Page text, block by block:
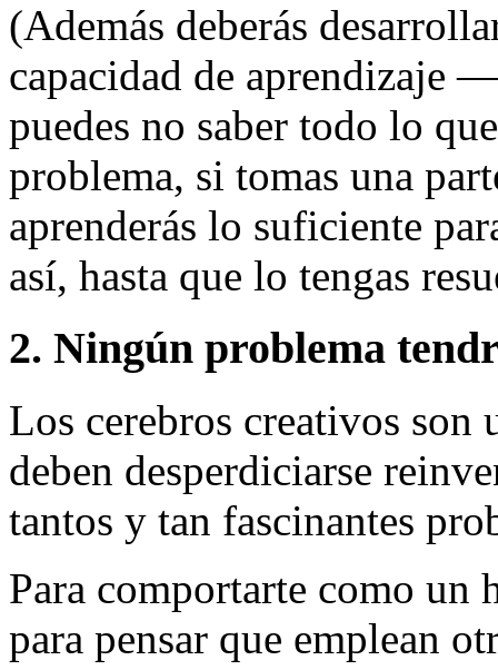
(Además deberás
capacidad de aprendizaje
puedes no saber todo lo
problema, si tomas una
aprenderás lo suficiente
así, hasta que lo tengas
2. Ningún problema
Los cerebros creativos
deben desperdiciarse
tantos y tan fascinantes
Para comportarte como un
para pensar que emplean